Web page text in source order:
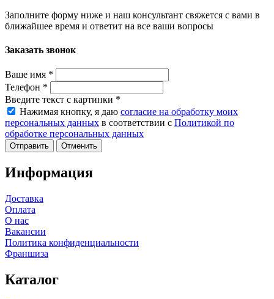
Заполните форму ниже и наш консультант свяжется с вами в
ближайшее время и ответит на все ваши вопросы
Заказать звонок
Ваше имя *
Телефон *
Введите текст с картинки *
Нажимая кнопку, я даю согласие на обработку моих
персональных данных в соответствии с Политикой по
обработке персональных данных
Отменить
Информация
Доставка
Оплата
О нас
Вакансии
Политика конфиденциальности
Франшиза
Каталог